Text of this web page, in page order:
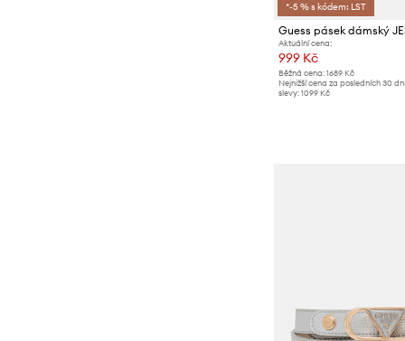
*-5 % s kódem: LST
Guess pásek dámský
Aktuální cena:
999 Kč
Běžná cena: 1689 Kč
Nejnižší cena za posledních 30
slevy: 1099 Kč